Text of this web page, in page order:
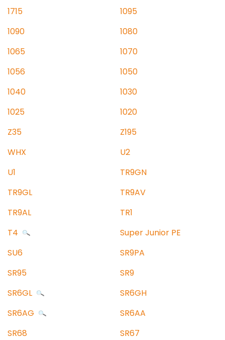
1715
1095
1090
1080
1065
1070
1056
1050
1040
1030
1025
1020
Z35
Z195
WHX
U2
U1
TR9GN
TR9GL
TR9AV
TR9AL
TR1
T4
Super Junior PE
SU6
SR9PA
SR95
SR9
SR6GL
SR6GH
SR6AG
SR6AA
SR68
SR67